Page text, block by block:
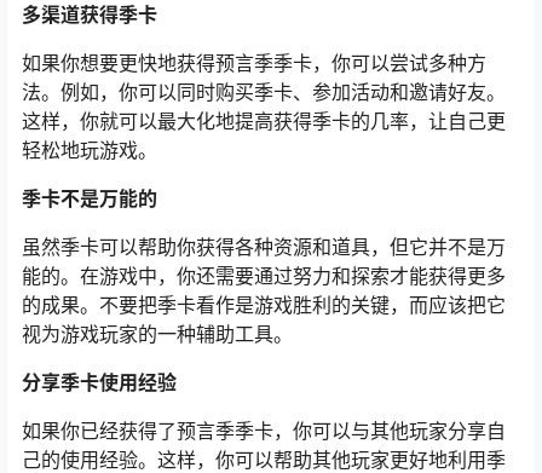
多渠道获得季卡
如果你想要更快地获得预言季季卡，你可以尝试多种方
法。例如，你可以同时购买季卡、参加活动和邀请好友。
这样，你就可以最大化地提高获得季卡的几率，让自己更
轻松地玩游戏。
季卡不是万能的
虽然季卡可以帮助你获得各种资源和道具，但它并不是万
能的。在游戏中，你还需要通过努力和探索才能获得更多
的成果。不要把季卡看作是游戏胜利的关键，而应该把它
视为游戏玩家的一种辅助工具。
分享季卡使用经验
如果你已经获得了预言季季卡，你可以与其他玩家分享自
己的使用经验。这样，你可以帮助其他玩家更好地利用季